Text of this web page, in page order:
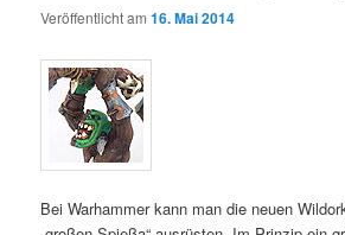
Veröffentlicht am16. Mai 2014
Bei Warhammer kann man die neuen